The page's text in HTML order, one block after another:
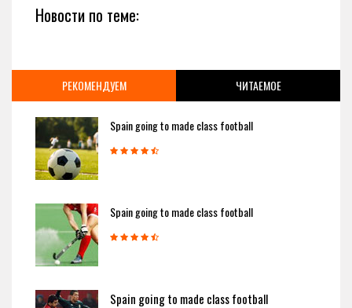
Новости по теме:
РЕКОМЕНДУЕМ ЧИТАЕМОЕ
Spain going to made class football
Spain going to made class football
Spain going to made class football